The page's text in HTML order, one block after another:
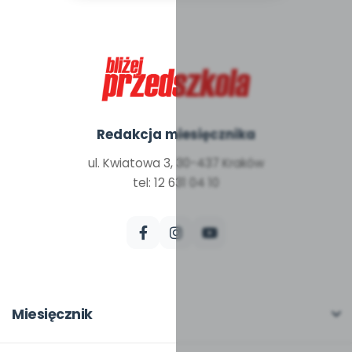
Redakcja miesięcznika
ul. Kwiatowa 3, 30-437 Kraków
tel: 12 631 04 10
Miesięcznik